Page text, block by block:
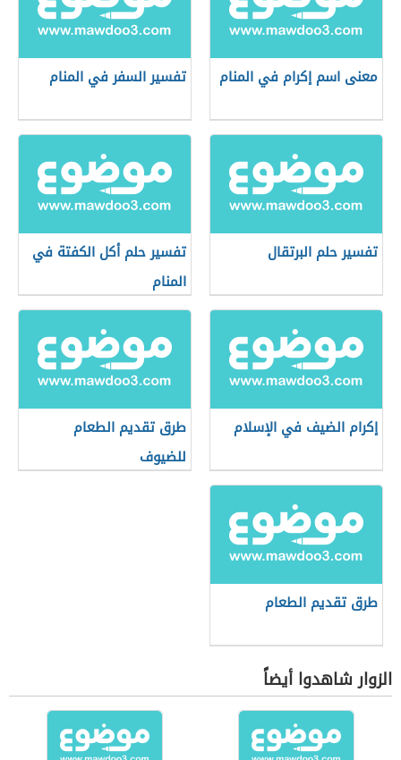
معنى اسم إكرام في المنام تفسير السفر في المنام
تفسير حلم البرتقال
تفسير حلم أكل الكفتة في
المنام
إكرام الضيف في الإسلام
طرق تقديم الطعام
للضيوف
طرق تقديم الطعام
الزوار شاهدوا أيضاً